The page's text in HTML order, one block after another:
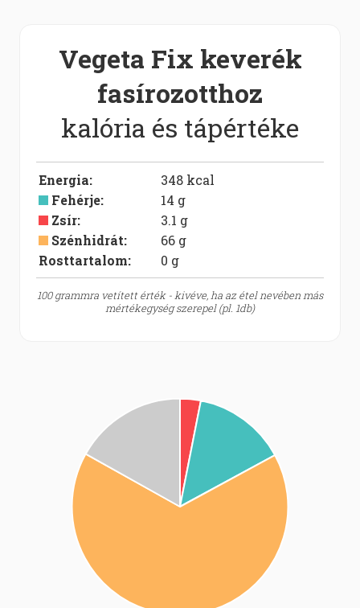
Vegeta Fix keverék
fasírozotthoz
kalória és tápértéke
Energia: 348 kcal
Fehérje: 14 g
Zsír: 3.1 g
Szénhidrát: 66 g
Rosttartalom:
0 g
100 grammra vetített érték - kivéve, ha az étel nevében más
mértékegység szerepel (pl. 1db)